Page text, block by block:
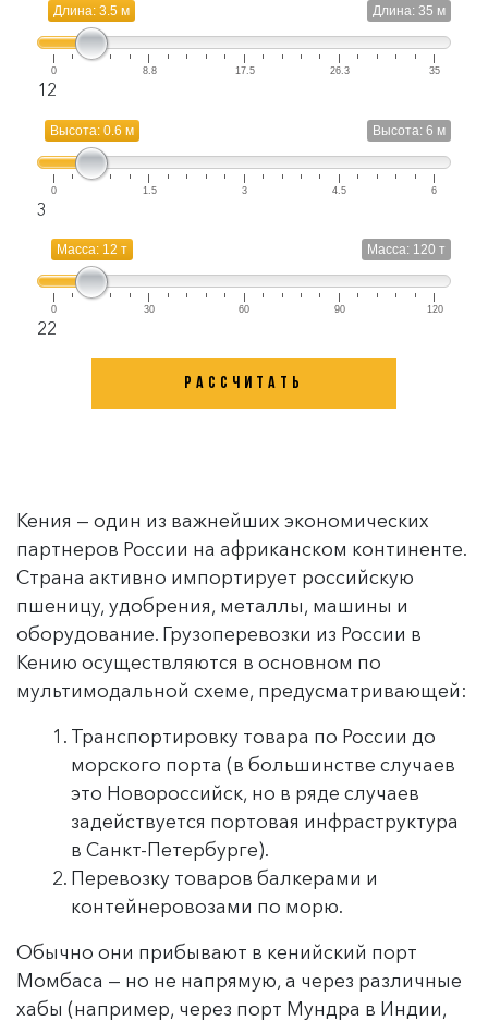
Длина: 35 м
Длина: 3.5 м
0 8.8 17.5 26.3 35
12
Высота: 6 м
Высота: 0.6 м
0 1.5 3 4.5 6
3
Масса: 120 т
Масса: 12 т
0 30 60 90 120
22
Кения — один из важнейших экономических
партнеров России на африканском континенте.
Страна активно импортирует российскую
пшеницу, удобрения, металлы, машины и
оборудование. Грузоперевозки из России в
Кению осуществляются в основном по
мультимодальной схеме, предусматривающей:
Транспортировку товара по России до
морского порта (в большинстве случаев
это Новороссийск, но в ряде случаев
задействуется портовая инфраструктура
в Санкт-Петербурге).
Перевозку товаров балкерами и
контейнеровозами по морю.
Обычно они прибывают в кенийский порт
Момбаса — но не напрямую, а через различные
хабы (например, через порт Мундра в Индии,